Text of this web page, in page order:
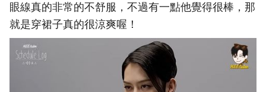
眼線真的非常的不舒服，不過有一點他覺得很棒，那
就是穿裙子真的很涼爽喔！